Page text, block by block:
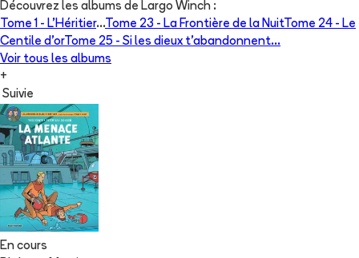
Découvrez les albums de Largo Winch :
Tome 1 - L'Héritier...Tome 23 - La Frontière de la NuitTome 24 - Le
Centile d'orTome 25 - Si les dieux t'abandonnent...
Voir tous les albums
+
Suivie
En cours